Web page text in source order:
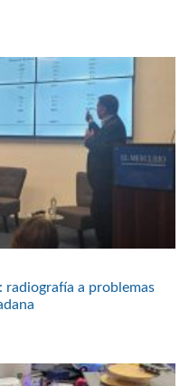
radiografía a problemas